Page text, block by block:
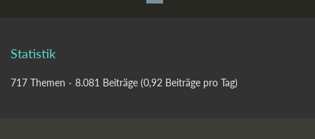
Statistik
717 Themen 8.081 Beiträge (0,92 Beiträge pro Tag)